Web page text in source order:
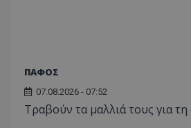
ΠΑΦΟΣ
07.08.2026 - 07:52
Τραβούν τα μαλλιά τους για